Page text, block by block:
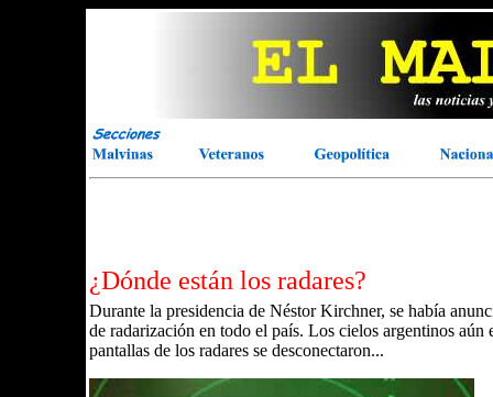
¿Dónde están los radares?
Durante la presidencia de Néstor Kirchner, se había
de radarización en todo el país. Los cielos argentinos
pantallas de los radares se desconectaron...